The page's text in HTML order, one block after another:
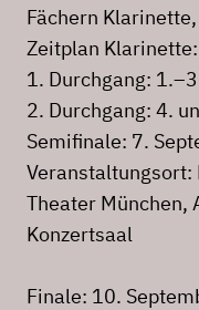
Fächern
Zeitplan Klarinette:
1. Durchgang:
2. Durchgang: 4.
Semifinale: 7.
Veranstaltungsort:
Theater München,
Konzertsaal
Finale: 10.